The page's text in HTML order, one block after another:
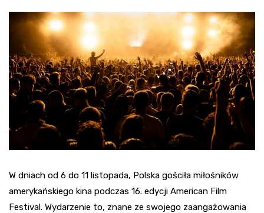
W dniach od 6 do 11 listopada, Polska gościła miłośników
amerykańskiego kina podczas 16. edycji American Film
Festival. Wydarzenie to, znane ze swojego zaangażowania